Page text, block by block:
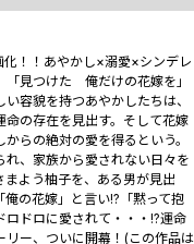
化！！あやかし×溺愛×シンデレ
見つけた 俺だけの花嫁を――」
容貌を持つあやかしたちは、
の存在を見出す。そして花嫁
らの絶対の愛を得るという。
、家族から愛されない日々を
よう柚子を、ある男が見出
の花嫁」と言い!?「黙って抱
ドロに愛されて・・・!?運命
リー、ついに開幕！(この作品は